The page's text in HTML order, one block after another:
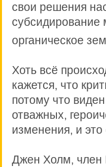
свои решения
субсидирование
органическое
Хоть всё
кажется, что
потому что
отважных,
изменения, и
Джен Холм, член